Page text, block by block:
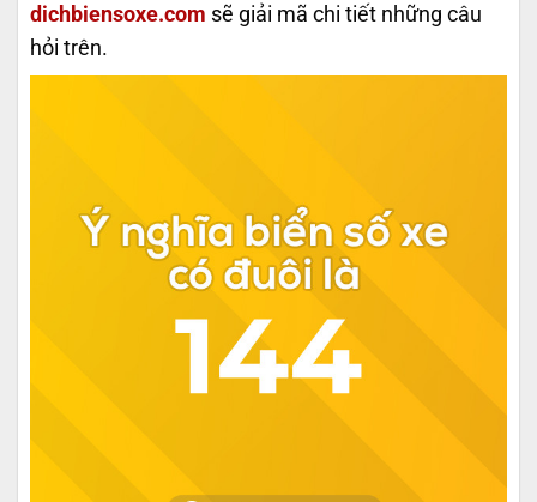
dichbiensoxe.com sẽ giải mã chi tiết những câu
hỏi trên.